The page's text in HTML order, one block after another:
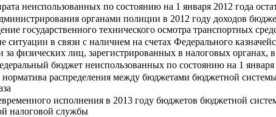
неиспользованных по состоянию на 1 января 2012 года
органами полиции в 2012 году доходов
государственного технического осмотра транспортных
ситуации в связи с наличием на счетах Федерального
физических лиц, зарегистрированных в налоговых органах,
бюджет неиспользованных по состоянию на 1
распределения между бюджетами бюджетной
исполнения в 2013 году бюджетов бюджетной
налоговой службы